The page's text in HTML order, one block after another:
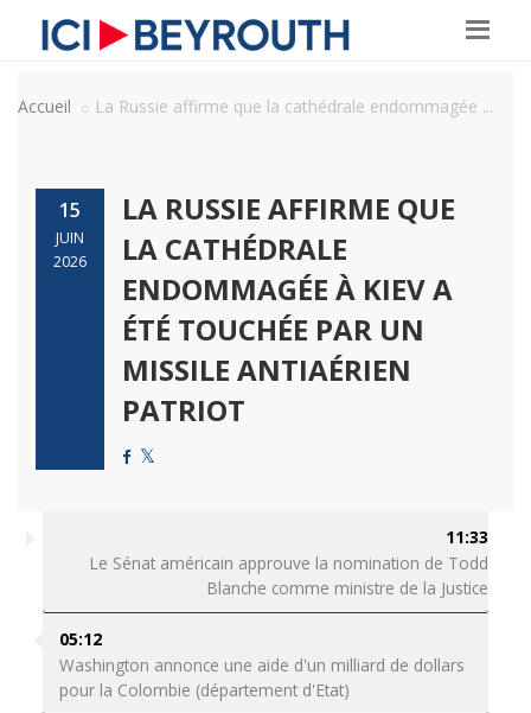
Accueil La Russie affirme que la cathédrale endommagée ...
15
JUIN
2026
LA RUSSIE AFFIRME QUE
LA CATHÉDRALE
ENDOMMAGÉE À KIEV A
ÉTÉ TOUCHÉE PAR UN
MISSILE ANTIAÉRIEN
PATRIOT
11:33
Le Sénat américain approuve la nomination de Todd
Blanche comme ministre de la Justice
05:12
Washington annonce une aide d'un milliard de dollars
pour la Colombie (département d'Etat)